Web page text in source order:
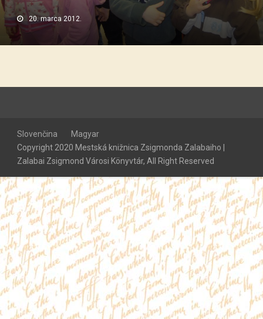
20. marca 2012.
Slovenčina
Magyar
Copyright 2020 Mestská knižnica Zsigmonda Zalabaiho |
Zalabai Zsigmond Városi Könyvtár, All Right Reserved